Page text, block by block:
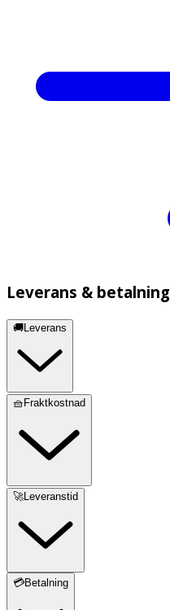
Leverans & betalning
🚚Leverans
🧺Fraktkostnad
🚀Leveranstid
💳Betalning